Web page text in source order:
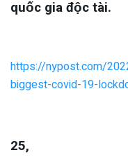
quốc gia độc tài.
https://nypost.com/
biggest-covid-19-
25,